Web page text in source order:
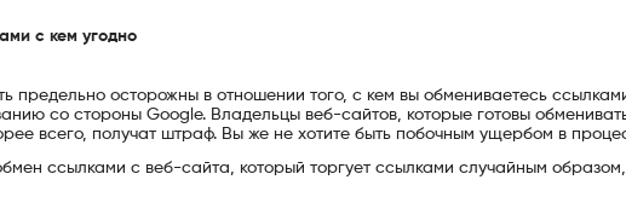
с кем угодно
предельно осторожны в отношении того, с кем вы обмениваетесь
со стороны Google. Владельцы веб-сайтов, которые готовы
всего, получат штраф. Вы же не хотите быть побочным ущербом в
ссылками с веб-сайта, который торгует ссылками случайным образом,